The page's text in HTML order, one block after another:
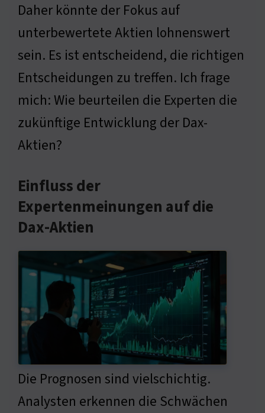
Daher könnte der Fokus auf
unterbewertete Aktien lohnenswert
sein. Es ist entscheidend, die richtigen
Entscheidungen zu treffen. Ich frage
mich: Wie beurteilen die Experten die
zukünftige Entwicklung der Dax-
Aktien?
Einfluss der
Expertenmeinungen auf die
Dax-Aktien
Die Prognosen sind vielschichtig.
Analysten erkennen die Schwächen